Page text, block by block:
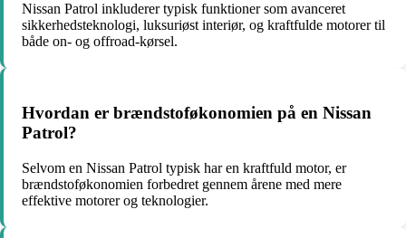
Nissan Patrol inkluderer typisk funktioner som avanceret
sikkerhedsteknologi, luksuriøst interiør, og kraftfulde motorer til
både on- og offroad-kørsel.
Hvordan er brændstoføkonomien på en Nissan
Patrol?
Selvom en Nissan Patrol typisk har en kraftfuld motor, er
brændstoføkonomien forbedret gennem årene med mere
effektive motorer og teknologier.